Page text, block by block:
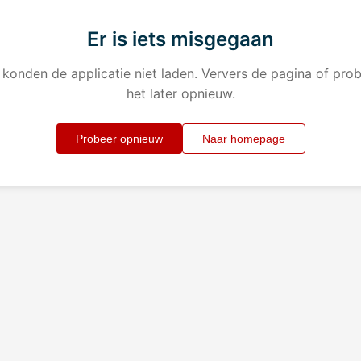
Er is iets misgegaan
konden de applicatie niet laden. Ververs de pagina of
het later opnieuw.
Probeer opnieuw Naar homepage